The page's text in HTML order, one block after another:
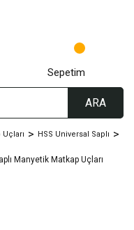
ARA
Sepetim
HSS Universal Saplı